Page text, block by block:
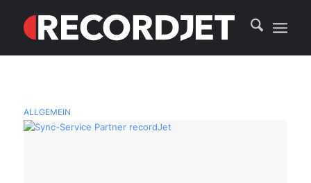
ALLGEMEIN